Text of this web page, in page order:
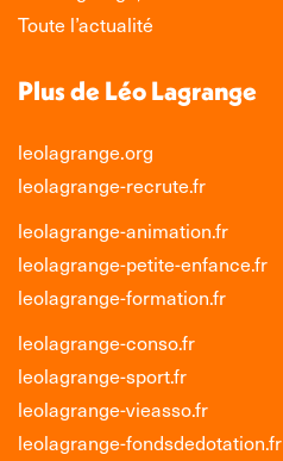
Toute l’actualité
Plus de Léo Lagrange
leolagrange.org
leolagrange-recrute.fr
leolagrange-animation.fr
leolagrange-petite-enfance.fr
leolagrange-formation.fr
leolagrange-conso.fr
leolagrange-sport.fr
leolagrange-vieasso.fr
leolagrange-fondsdedotation.fr